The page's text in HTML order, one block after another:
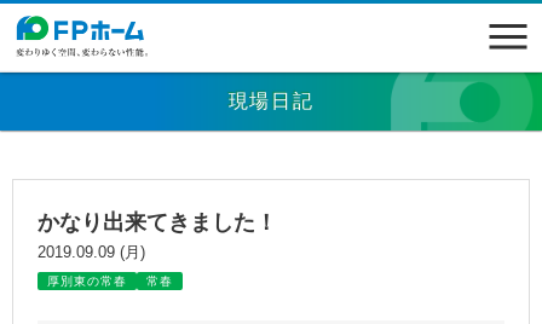
現場日記
かなり出来てきました！
2019.09.09 (月)
厚別東の常春 常春